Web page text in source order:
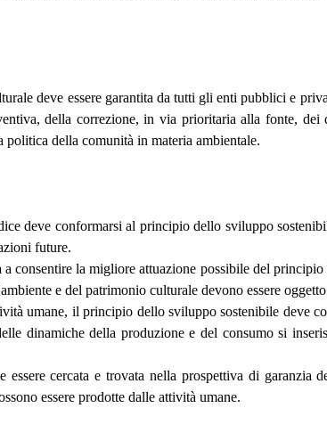
deve essere garantita da tutti gli enti pubblici e
della correzione, in via prioritaria alla fonte,
della comunità in materia ambientale.
deve conformarsi al principio dello sviluppo
future.
consentire la migliore attuazione possibile del
e del patrimonio culturale devono essere
umane, il principio dello sviluppo sostenibile deve
dinamiche della produzione e del consumo si
cercata e trovata nella prospettiva di
essere prodotte dalle attività umane.